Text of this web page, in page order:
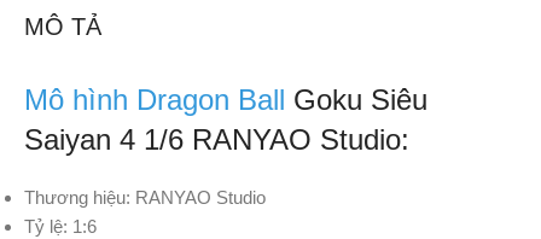
MÔ TẢ
Mô hình Dragon Ball Goku Siêu
Saiyan 4 1/6 RANYAO Studio:
Thương hiệu: RANYAO Studio
Tỷ lệ: 1:6